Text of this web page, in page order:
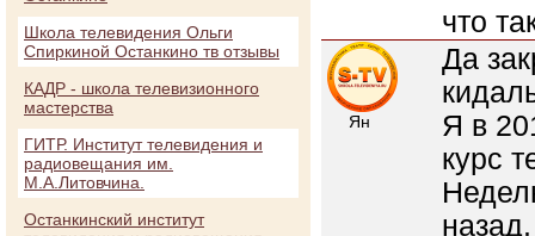
что
Ян
Да
Я в
курс
Школа телевидения Ольги
Спиркиной Останкино тв отзывы
КАДР - школа телевизионного
мастерства
ГИТР. Институт телевидения и
радиовещания им.
М.А.Литовчина.
Останкинский институт